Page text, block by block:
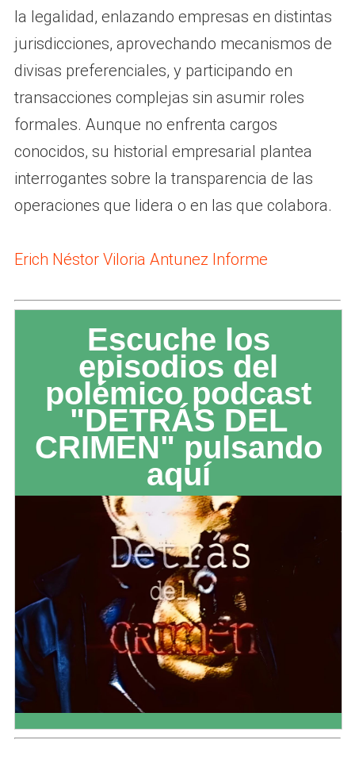
la legalidad, enlazando empresas en distintas
jurisdicciones, aprovechando mecanismos de
divisas preferenciales, y participando en
transacciones complejas sin asumir roles
formales. Aunque no enfrenta cargos
conocidos, su historial empresarial plantea
interrogantes sobre la transparencia de las
operaciones que lidera o en las que colabora.
Erich Néstor Viloria Antunez Informe
Escuche los
episodios del
polémico podcast
"DETRÁS DEL
CRIMEN" pulsando
aquí